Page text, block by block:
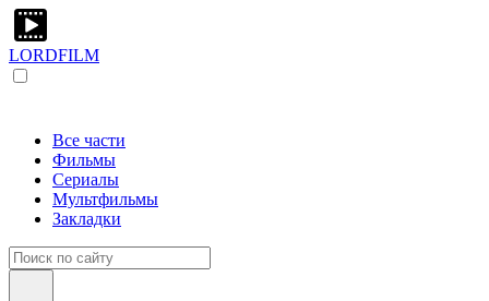
LORDFILM
Все части
Фильмы
Сериалы
Мультфильмы
Закладки